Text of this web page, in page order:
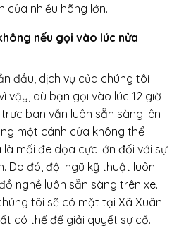
của nhiều hãng lớn.
nếu gọi vào lúc nửa
đầu, dịch vụ của chúng tôi
vậy, dù bạn gọi vào lúc 12 giờ
ban vẫn luôn sẵn sàng lên
một cánh cửa không thể
mối đe dọa cực lớn đối với sự
Do đó, đội ngũ kỹ thuật luôn
nghề luôn sẵn sàng trên xe.
tôi sẽ có mặt tại Xã Xuân
có thể để giải quyết sự cố.